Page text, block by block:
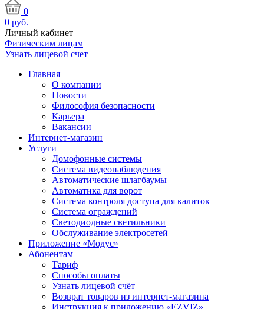
0
0 руб.
Личный кабинет
Физическим лицам
Узнать лицевой счет
Главная
О компании
Новости
Философия безопасности
Карьера
Вакансии
Интернет-магазин
Услуги
Домофонные системы
Система видеонаблюдения
Автоматические шлагбаумы
Автоматика для ворот
Система контроля доступа для калиток
Система ограждений
Светодиодные светильники
Обслуживание электросетей
Приложение «Модус»
Абонентам
Тариф
Способы оплаты
Узнать лицевой счёт
Возврат товаров из интернет-магазина
Инструкция к приложению «EZVIZ»